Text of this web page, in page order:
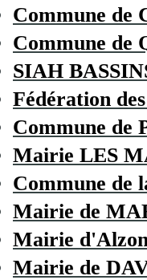
Commune de
Commune
SIAH
Fédération
Commune de
Mairie LES
Commune de
Mairie de
Mairie
Mairie de